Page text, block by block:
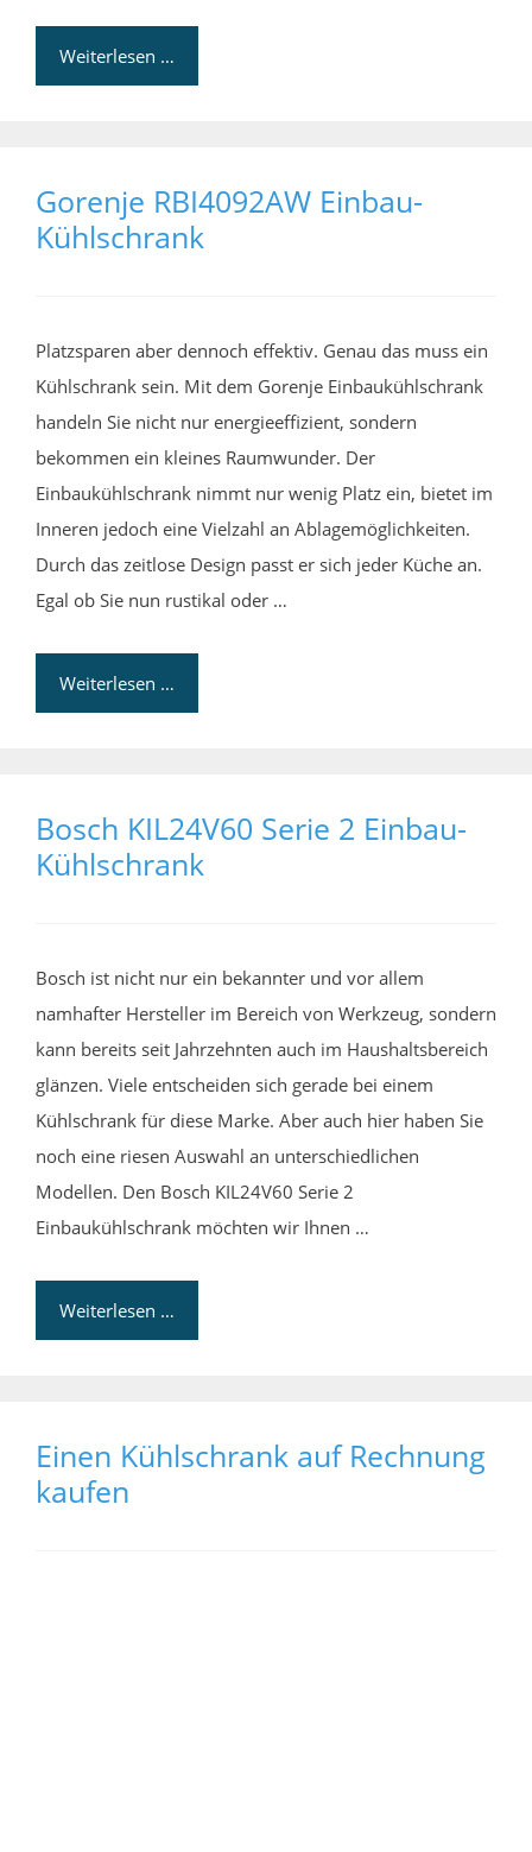
Weiterlesen …
Gorenje RBI4092AW Einbau-
Kühlschrank
Platzsparen aber dennoch effektiv. Genau das muss ein
Kühlschrank sein. Mit dem Gorenje Einbaukühlschrank
handeln Sie nicht nur energieeffizient, sondern
bekommen ein kleines Raumwunder. Der
Einbaukühlschrank nimmt nur wenig Platz ein, bietet im
Inneren jedoch eine Vielzahl an Ablagemöglichkeiten.
Durch das zeitlose Design passt er sich jeder Küche an.
Egal ob Sie nun rustikal oder …
Weiterlesen …
Bosch KIL24V60 Serie 2 Einbau-
Kühlschrank
Bosch ist nicht nur ein bekannter und vor allem
namhafter Hersteller im Bereich von Werkzeug, sondern
kann bereits seit Jahrzehnten auch im Haushaltsbereich
glänzen. Viele entscheiden sich gerade bei einem
Kühlschrank für diese Marke. Aber auch hier haben Sie
noch eine riesen Auswahl an unterschiedlichen
Modellen. Den Bosch KIL24V60 Serie 2
Einbaukühlschrank möchten wir Ihnen …
Weiterlesen …
Einen Kühlschrank auf Rechnung
kaufen